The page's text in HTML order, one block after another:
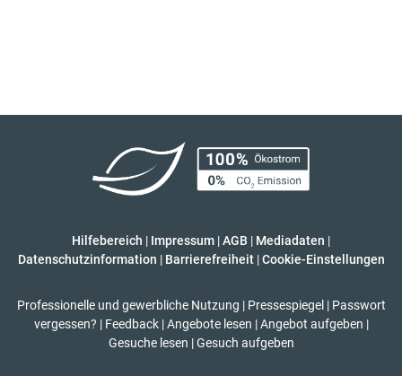
Hilfebereich | Impressum |AGB | Mediadaten |
Datenschutzinformation | Barrierefreiheit | Cookie-Einstellungen
Professionelle und gewerbliche Nutzung | Pressespiegel | Passwort
vergessen? | Feedback | Angebote lesen | Angebot aufgeben |
Gesuche lesen | Gesuch aufgeben